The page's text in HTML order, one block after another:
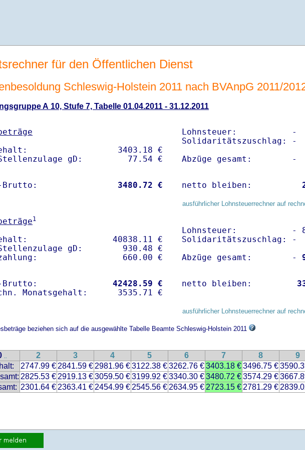
für den Öffentlichen Dienst
Schleswig-Holstein 2011 nach BVAnpG 2011/
A 10, Stufe 7, Tabelle 01.04.2011 - 31.12.2011
3403.18 €
Lohnsteuer:           -
Solidaritätszuschlag: -
Abzüge gesamt:        -
Brutto: 3480.72 € netto bleiben:
ausführlicher Lohnsteuerrechner auf
1
40838.11 €
gD:        930.48 €
Lohnsteuer:           -
Solidaritätszuschlag: -
Abzüge gesamt:        -
Brutto: 42428.59 €
netto bleiben:
ausführlicher Lohnsteuerrechner auf
beziehen sich auf die ausgewählte Tabelle Beamte Schleswig-Holstein 2011
.. 2 3 4 5 6 7 8 9
2747.99 € 2841.59 € 2981.96 €3122.38 €3262.76 €3403.18 €3496.75 €
2825.53 € 2919.13 €3059.50 €3199.92 €3340.30 €3480.72 €3574.29 €
2301.64 € 2363.41 € 2454.99 € 2545.56 € 2634.95 € 2723.15 € 2781.29 €